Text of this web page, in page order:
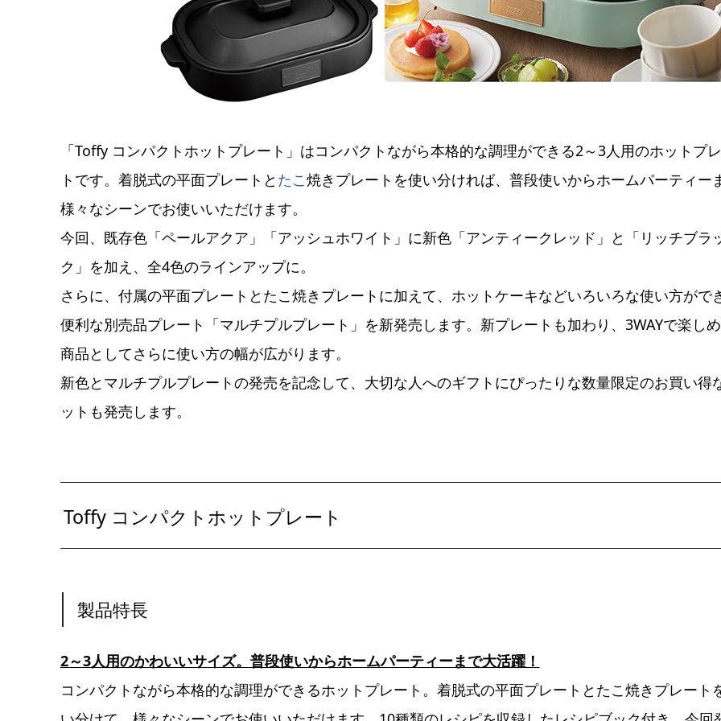
「Toffy コンパクトホットプレート」はコンパクトながら本格的な調理ができる2～3人用のホットプ
トです。着脱式の平面プレートと たこ焼きプレートを使い分ければ、普段使いからホームパーティー
様々なシーンでお使いいただけます。
今回、既存色「ペールアクア」「アッシュホワイト」に新色「アンティークレッド」と「リッチブラ
ク」を加え、全4色のラインアップに。
さらに、付属の平面プレートとたこ焼きプレートに加えて、ホットケーキなどいろいろな使い方がで
便利な別売品プレート「マルチプルプレート」を新発売します。新プレートも加わり、3WAYで楽し
商品としてさらに使い方の幅が広がります。
新色とマルチプルプレートの発売を記念して、大切な人へのギフトにぴったりな数量限定のお買い得
ットも発売します。
Toffy コンパクトホットプレート
製品特長
2～3人用のかわいいサイズ。普段使いからホームパーティーまで大活躍！
コンパクトながら本格的な調理ができるホットプレート。着脱式の平面プレートとたこ焼きプレート